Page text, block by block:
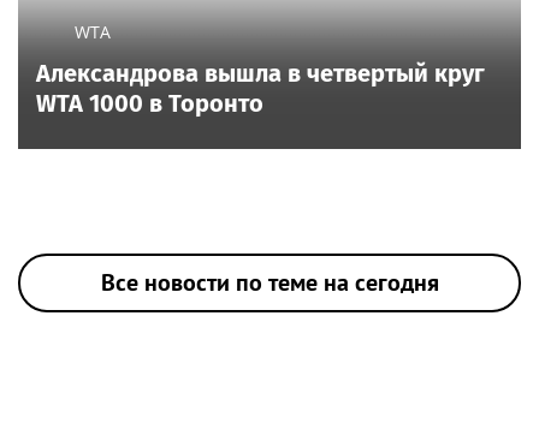
WTA
Александрова вышла в четвертый круг
WTA 1000 в Торонто
Все новости по теме на сегодня